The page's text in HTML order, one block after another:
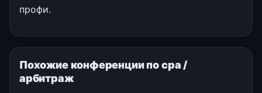
профи.
Похожие конференции по cpa /
арбитраж